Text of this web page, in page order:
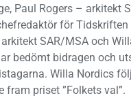
Paul Rogers – arkitekt
för Tidskriften
SAR/MSA och
bedömt bidragen och
Willa Nordics
fram priset ”Folkets val”.